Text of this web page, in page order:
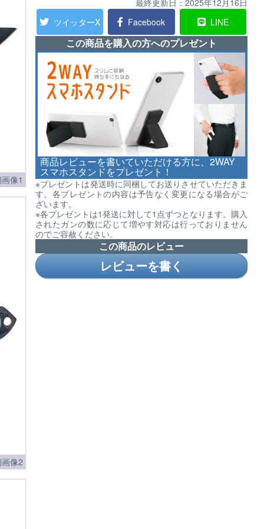
最終更新日： 2025年12月16日
ツイッターX
Facebook LINE
この商品を購入の方へのプレゼント
商品レビューを書いていただける方に、2WAY
スマホスタンドをプレゼント！
※プレゼントは発送時に同梱してお送りさせていただきま
す。各プレゼントの内容は予告なく変更になる場合がご
ざいます。
※各プレゼントは1発送に対して1点ずつとなります。購入
されたガンの数に応じて増やす対応は行っておりません
のでご容赦ください。
この商品のレビュー
レビューを書く
像1
像2